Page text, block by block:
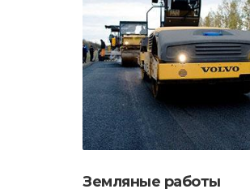
Земляные работы